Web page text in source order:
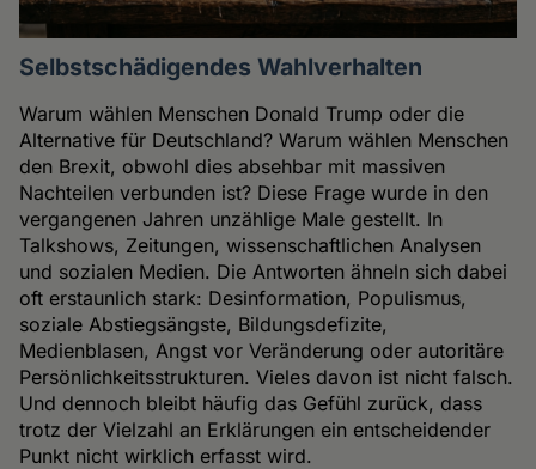
Selbstschädigendes Wahlverhalten
Warum wählen Menschen Donald Trump oder die
Alternative für Deutschland? Warum wählen Menschen
den Brexit, obwohl dies absehbar mit massiven
Nachteilen verbunden ist? Diese Frage wurde in den
vergangenen Jahren unzählige Male gestellt. In
Talkshows, Zeitungen, wissenschaftlichen Analysen
und sozialen Medien. Die Antworten ähneln sich dabei
oft erstaunlich stark: Desinformation, Populismus,
soziale Abstiegsängste, Bildungsdefizite,
Medienblasen, Angst vor Veränderung oder autoritäre
Persönlichkeitsstrukturen. Vieles davon ist nicht falsch.
Und dennoch bleibt häufig das Gefühl zurück, dass
trotz der Vielzahl an Erklärungen ein entscheidender
Punkt nicht wirklich erfasst wird.